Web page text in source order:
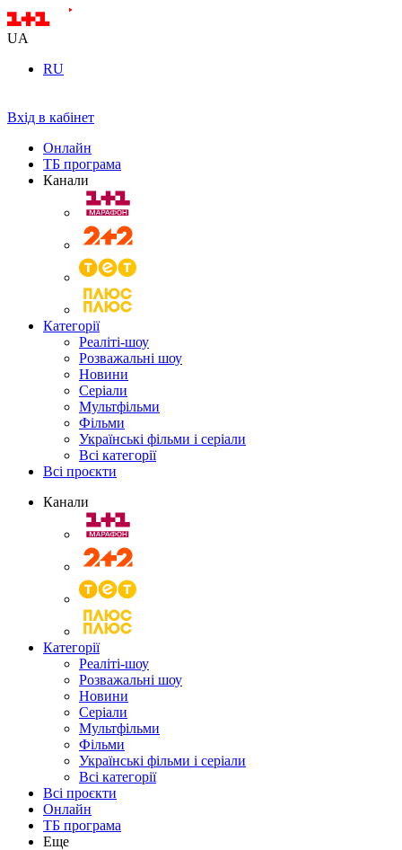
UA
RU
Вхід в кабінет
Онлайн
ТБ програма
Канали
Категорії
Реаліті-шоу
Розважальні шоу
Новини
Серіали
Мультфільми
Фільми
Українські фільми і серіали
Всі категорії
Всі проєкти
Канали
Категорії
Реаліті-шоу
Розважальні шоу
Новини
Серіали
Мультфільми
Фільми
Українські фільми і серіали
Всі категорії
Всі проєкти
Онлайн
ТБ програма
Еще